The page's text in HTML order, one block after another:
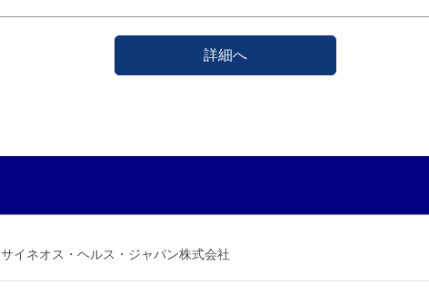
詳細へ
サイネオス・ヘルス・ジャパン株式会社